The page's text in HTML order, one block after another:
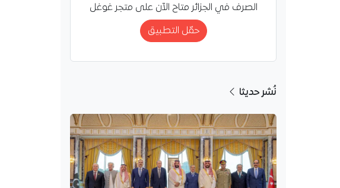
الصرف في الجزائر متاح الآن على متجر غوغل
حمّل التطبيق
نُشر حديثا